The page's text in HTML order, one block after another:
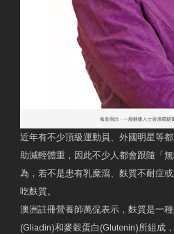
近年有不少頂級運動員、外國明星等
助減輕體重，因此不少人都會跟隨「
為，若不是患有乳糜瀉、麩質不耐症
吃麩質。
澳洲註冊營養師萬侃表示，麩質是一
(Gliadin)和麥穀蛋白(Glutenin)所組成